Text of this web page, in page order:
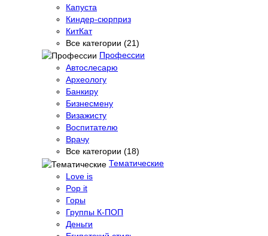
Капуста
Киндер-сюрприз
КитКат
Все категории (21)
Профессии
Автослесарю
Археологу
Банкиру
Бизнесмену
Визажисту
Воспитателю
Врачу
Все категории (18)
Тематические
Love is
Pop it
Горы
Группы К-ПОП
Деньги